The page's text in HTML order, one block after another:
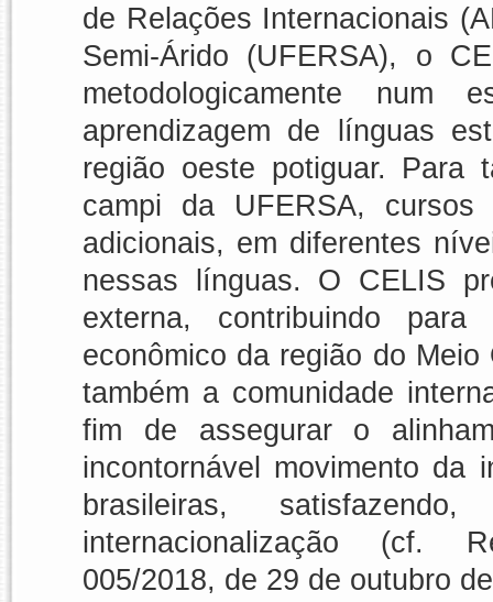
de Relações Internacionais
Semi-Árido (UFERSA), o
metodologicamente num
aprendizagem de línguas
região oeste potiguar. Para
campi da UFERSA,
adicionais, em diferentes
nessas línguas. O CELIS
externa, contribuindo
econômico da região do
também a comunidade
fim de assegurar o
incontornável movimento da
brasileiras,
internacionalização (cf.
005/2018, de 29 de outubro